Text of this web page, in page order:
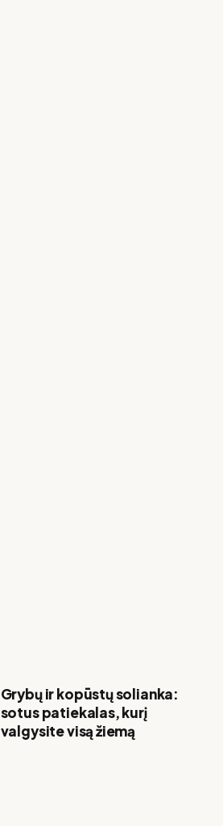
Grybų ir kopūstų solianka:
sotus patiekalas, kurį
valgysite visą žiemą